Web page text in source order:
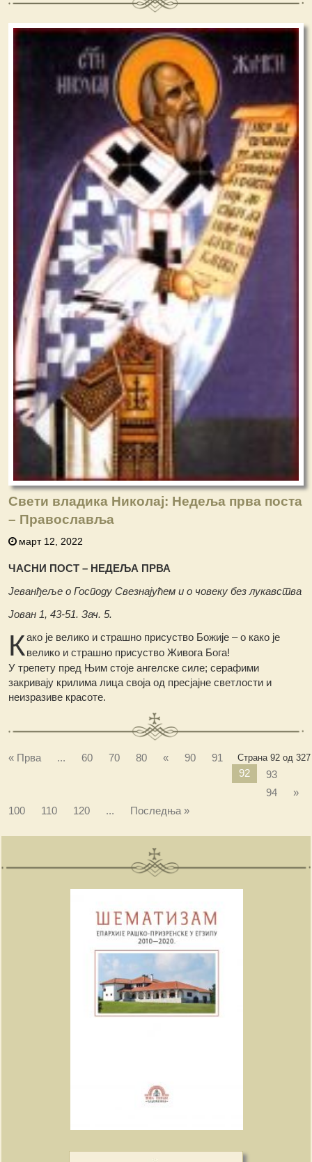
Свети владика Николај: Недеља прва поста
– Православља
март 12, 2022
ЧАСНИ ПОСТ – НЕДЕЉА ПРВА
Јеванђеље о Господу Свезнајућем и о човеку без лукавства
Јован 1, 43-51. Зач. 5.
Како је велико и страшно присуство Божије – о како је
велико и страшно присуство Живога Бога!
У трепету пред Њим стоје ангелске силе; серафими
закривају крилима лица своја од пресјајне светлости и
неизразиве красоте.
Страна 92 од 327
« Прва ... 60 70 80 « 90
91
92
93
94
»
100
110 120 ... Последња »